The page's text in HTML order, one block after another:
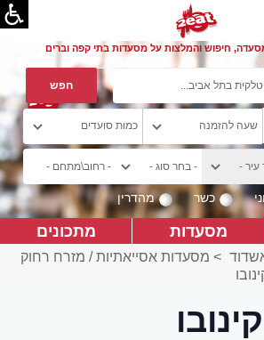
חיפוש והמלצות על מסעדות בתי קפה וברים
כשר מהדרין
מסעדות מתכונים
> מסעדות אסייאתיות / מזרח רחוק